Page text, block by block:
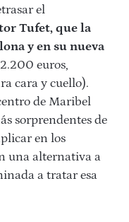
el
Tufet, que la
y en su nueva
euros,
cara y cuello).
de Maribel
sorprendentes de
en los
una alternativa a
a tratar esa